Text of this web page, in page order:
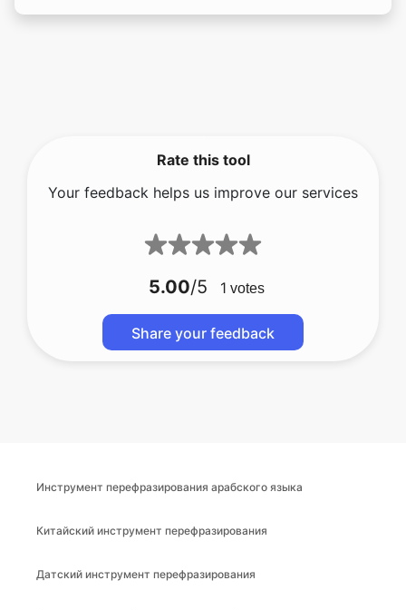
Rate this tool
Your feedback helps us improve our services
5.00/5 1 votes
Share your feedback
Инструмент перефразирования арабского языка
Китайский инструмент перефразирования
Датский инструмент перефразирования